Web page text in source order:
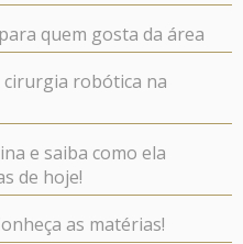
quem gosta da área
cirurgia robótica na
e saiba como ela
de hoje!
as matérias!